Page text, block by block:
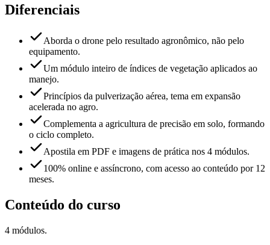
Diferenciais
Aborda o drone pelo resultado agronômico, não pelo
equipamento.
Um módulo inteiro de índices de vegetação aplicados ao
manejo.
Princípios da pulverização aérea, tema em expansão
acelerada no agro.
Complementa a agricultura de precisão em solo, formando
o ciclo completo.
Apostila em PDF e imagens de prática nos 4 módulos.
100% online e assíncrono, com acesso ao conteúdo por 12
meses.
Conteúdo do curso
4 módulos.